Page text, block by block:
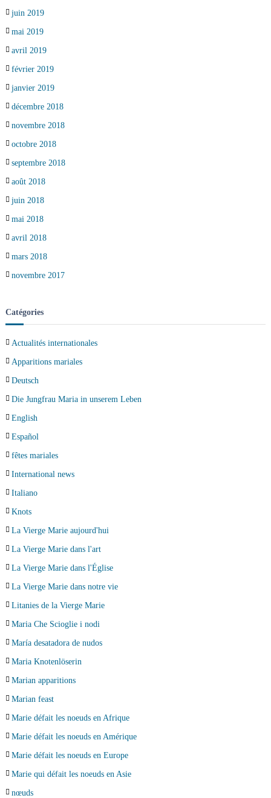
juin 2019
mai 2019
avril 2019
février 2019
janvier 2019
décembre 2018
novembre 2018
octobre 2018
septembre 2018
août 2018
juin 2018
mai 2018
avril 2018
mars 2018
novembre 2017
Catégories
Actualités internationales
Apparitions mariales
Deutsch
Die Jungfrau Maria in unserem Leben
English
Español
fêtes mariales
International news
Italiano
Knots
La Vierge Marie aujourd'hui
La Vierge Marie dans l'art
La Vierge Marie dans l'Église
La Vierge Marie dans notre vie
Litanies de la Vierge Marie
Maria Che Scioglie i nodi
María desatadora de nudos
Maria Knotenlöserin
Marian apparitions
Marian feast
Marie défait les noeuds en Afrique
Marie défait les noeuds en Amérique
Marie défait les noeuds en Europe
Marie qui défait les noeuds en Asie
nœuds